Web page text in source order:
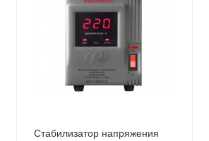
Стабилизатор напряжения